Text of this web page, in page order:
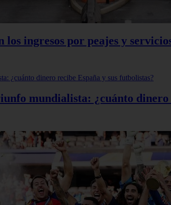
los ingresos por peajes y
mundialista: ¿cuánto dinero